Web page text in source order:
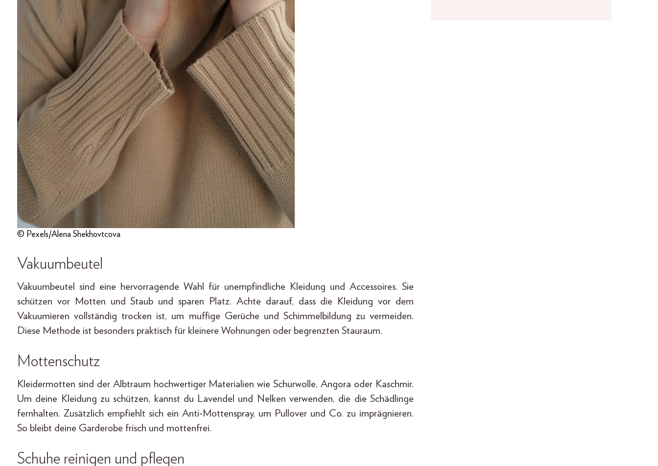
© Pexels/Alena Shekhovtcova
Vakuumbeutel
Vakuumbeutel sind eine hervorragende Wahl für unempfindliche Kleidung und Accessoires. Sie
schützen vor Motten und Staub und sparen Platz. Achte darauf, dass die Kleidung vor dem
Vakuumieren vollständig trocken ist, um muffige Gerüche und Schimmelbildung zu vermeiden.
Diese Methode ist besonders praktisch für kleinere Wohnungen oder begrenzten Stauraum.
Mottenschutz
Kleidermotten sind der Albtraum hochwertiger Materialien wie Schurwolle, Angora oder Kaschmir.
Um deine Kleidung zu schützen, kannst du Lavendel und Nelken verwenden, die die Schädlinge
fernhalten. Zusätzlich empfiehlt sich ein Anti-Mottenspray, um Pullover und Co. zu imprägnieren.
So bleibt deine Garderobe frisch und mottenfrei.
Schuhe reinigen und pflegen